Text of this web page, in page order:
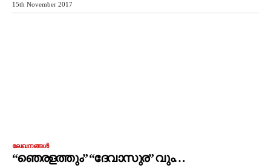
15th November 2017
ലേഖനങ്ങൾ
“ഞെരളത്തും” “ദേവാസുര” വും…